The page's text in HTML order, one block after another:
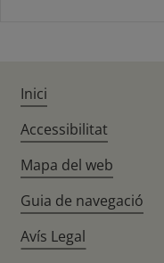
Inici
Accessibilitat
Mapa del web
Guia de navegació
Avís Legal